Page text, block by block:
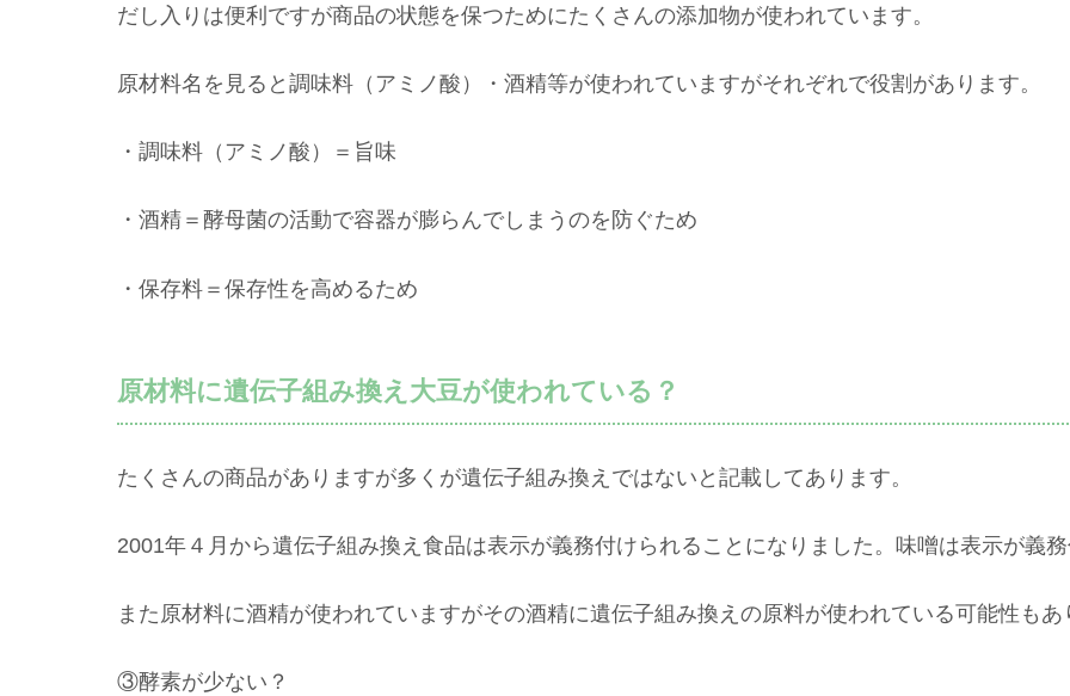
だし入りは便利ですが商品の状態を保つためにたくさんの添加物が使われています。
原材料名を見ると調味料（アミノ酸）・酒精等が使われていますがそれぞれで役割があります。
・調味料（アミノ酸）＝旨味
・酒精＝酵母菌の活動で容器が膨らんでしまうのを防ぐため
・保存料＝保存性を高めるため
原材料に遺伝子組み換え大豆が使われている？
たくさんの商品がありますが多くが遺伝子組み換えではないと記載してあります。
2001年４月から遺伝子組み換え食品は表示が義務付けられることになりました。味噌は表示が義
また原材料に酒精が使われていますがその酒精に遺伝子組み換えの原料が使われている可能性もあ
③酵素が少ない？